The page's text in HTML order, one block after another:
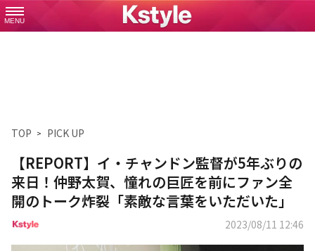
MENU
TOP PICK UP
【REPORT】イ・チャンドン監督が5年ぶりの
来日！仲野太賀、憧れの巨匠を前にファン全
開のトーク炸裂「素敵な言葉をいただいた」
2023/08/11 12:46